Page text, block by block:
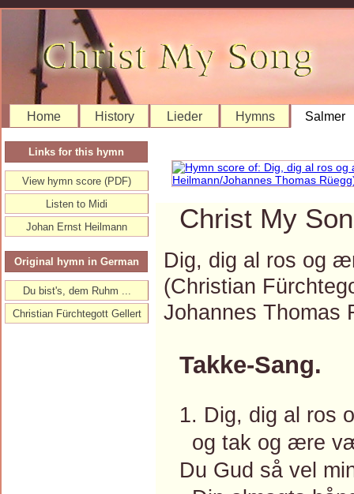
Home History Lieder Hymns Salmer
Christ My
Dig, dig al ros og
(Christian
Johannes Thomas
Takke-Sang.
1. Dig, dig al ros
og tak og ære
Du Gud så vel
Links for this hymn
View hymn score (PDF)
Listen to Midi
Johan Ernst Heilmann
Original hymn in German
Du bist's, dem Ruhm ...
Christian Fürchtegott Gellert